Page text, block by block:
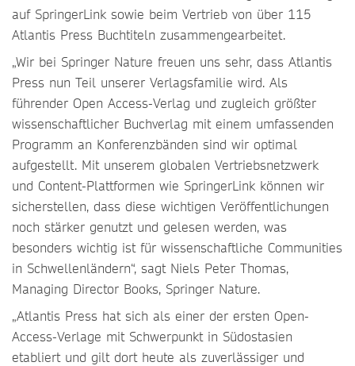
auf SpringerLink sowie beim Vertrieb von über 115
Atlantis Press Buchtiteln zusammengearbeitet.
„Wir bei Springer Nature freuen uns sehr, dass Atlantis
Press nun Teil unserer Verlagsfamilie wird. Als
führender Open Access-Verlag und zugleich größter
wissenschaftlicher Buchverlag mit einem umfassenden
Programm an Konferenzbänden sind wir optimal
aufgestellt. Mit unserem globalen Vertriebsnetzwerk
und Content-Plattformen wie SpringerLink können wir
sicherstellen, dass diese wichtigen Veröffentlichungen
noch stärker genutzt und gelesen werden, was
besonders wichtig ist für wissenschaftliche Communities
in Schwellenländern“, sagt Niels Peter Thomas,
Managing Director Books, Springer Nature.
„Atlantis Press hat sich als einer der ersten Open-
Access-Verlage mit Schwerpunkt in Südostasien
etabliert und gilt dort heute als zuverlässiger und